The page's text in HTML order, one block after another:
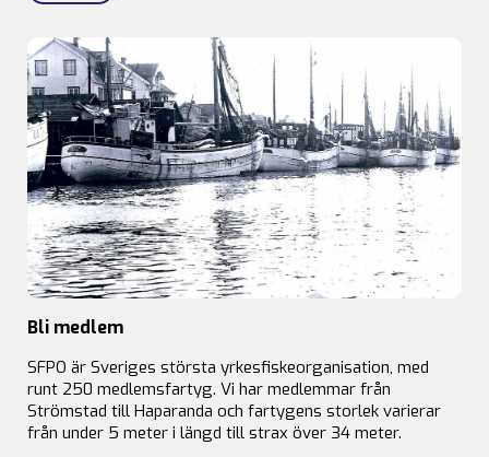
Bli medlem
SFPO är Sveriges största yrkesfiskeorganisation, med
runt 250 medlemsfartyg. Vi har medlemmar från
Strömstad till Haparanda och fartygens storlek varierar
från under 5 meter i längd till strax över 34 meter.